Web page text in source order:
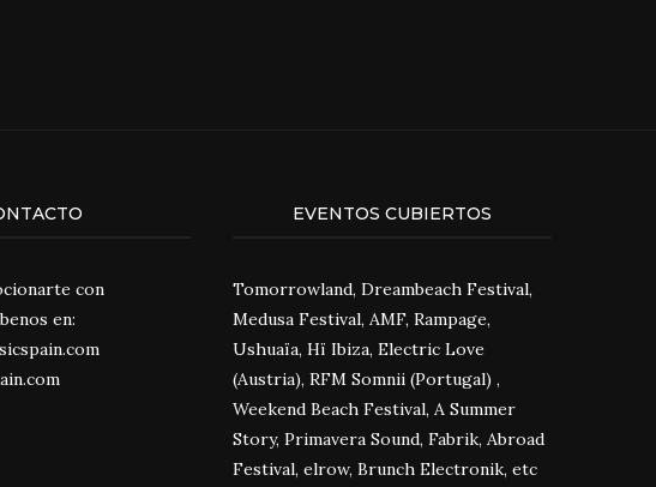
con
en:
EVENTOS CUBIERTOS
Tomorrowland, Dreambeach Festival,
Medusa Festival, AMF, Rampage,
Ushuaïa, Hï Ibiza, Electric Love
(Austria), RFM Somnii (Portugal) ,
Weekend Beach Festival, A Summer
Story, Primavera Sound, Fabrik, Abroad
Festival, elrow, Brunch Electronik, etc